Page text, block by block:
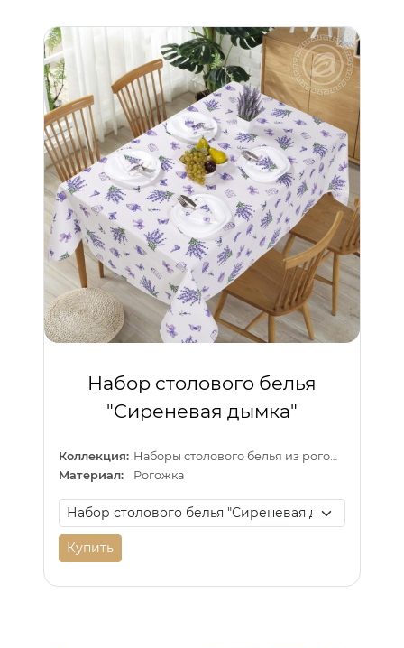
Набор столового белья
"Сиреневая дымка"
Коллекция:
Материал:
Рогожка
Купить